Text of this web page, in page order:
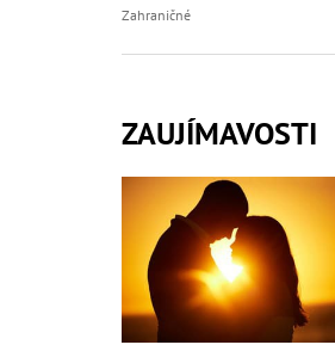
Zahraničné
ZAUJÍMAVOSTI